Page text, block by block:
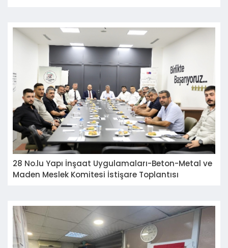
28 No.lu Yapı İnşaat Uygulamaları-Beton-Metal ve
Maden Meslek Komitesi İstişare Toplantısı